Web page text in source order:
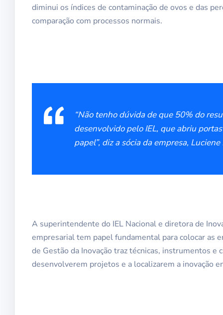
diminui os índices de contaminação de ovos e das
comparação com processos normais.
“Não tenho dúvida de que 50% do
desenvolvido pelo IEL, que abriu
papel”, diz a sócia da empresa, Luciene
A superintendente do IEL Nacional e diretora de
empresarial tem papel fundamental para colocar as
de Gestão da Inovação traz técnicas, instrumentos
desenvolverem projetos e a localizarem a inovação